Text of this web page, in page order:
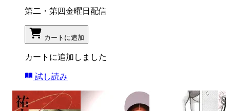
第二・第四金曜日配信
カートに追加
カートに追加しました
試し読み